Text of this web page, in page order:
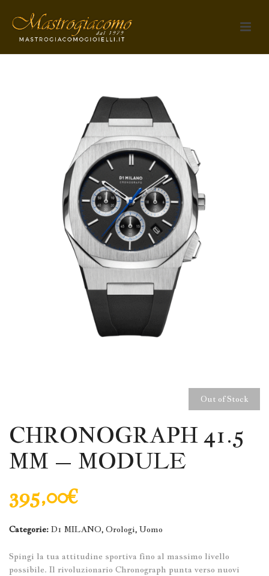
Out of Stock
CHRONOGRAPH 41.5
MM – MODULE
395,00€
Categorie: D1 MILANO, Orologi, Uomo
Spingi la tua attitudine sportiva fino al massimo livello
possibile. Il rivoluzionario Chronograph punta verso nuovi